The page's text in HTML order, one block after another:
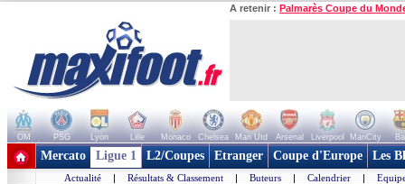
A retenir : Palmarès Coupe du
OM PSG Lyon Lille Monaco Chelsea Man Utd Arsenal Liverpool ManCity
+ de clubs
Mercato Ligue 1 L2/Coupes Etranger Coupe d'Europe Les
Actualité | Résultats & Classement | Buteurs | Calendrier |